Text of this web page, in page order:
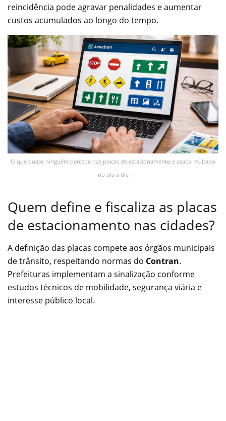
reincidência pode agravar penalidades e aumentar
custos acumulados ao longo do tempo.
O que quase ninguém percebe nas placas de estacionamento e acaba multado
no dia a dia
Quem define e fiscaliza as placas
de estacionamento nas cidades?
A definição das placas compete aos órgãos municipais
de trânsito, respeitando normas do Contran.
Prefeituras implementam a sinalização conforme
estudos técnicos de mobilidade, segurança viária e
interesse público local.